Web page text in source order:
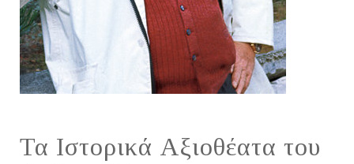
Τα Ιστορικά Αξιοθέατα του